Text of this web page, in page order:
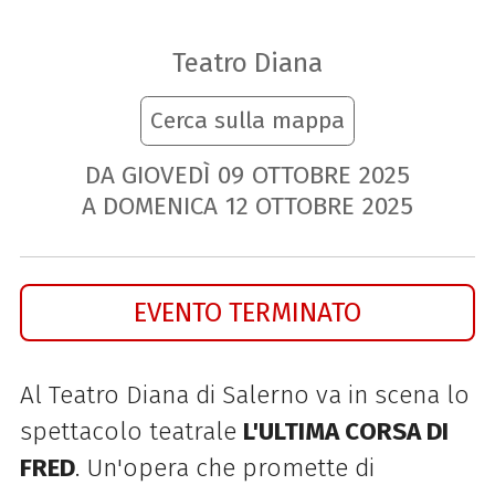
Teatro Diana
Cerca sulla mappa
DA GIOVEDÌ 09 OTTOBRE 2025
A DOMENICA 12 OTTOBRE 2025
EVENTO TERMINATO
Al Teatro Diana di Salerno va in scena lo
spettacolo teatrale L'ULTIMA CORSA DI
FRED. Un'opera che promette di